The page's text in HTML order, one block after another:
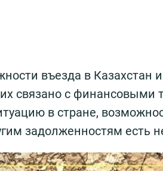
въезда в
связано с финансовыми
в стране,
задолженностям есть